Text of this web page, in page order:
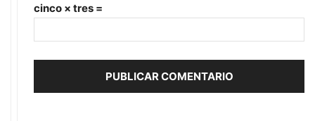
cinco × tres =